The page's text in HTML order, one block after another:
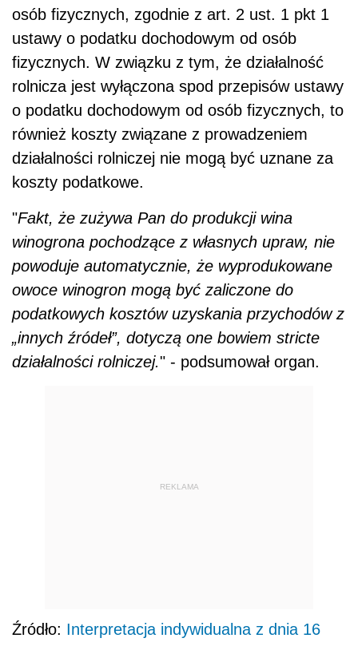
osób fizycznych, zgodnie z art. 2 ust. 1 pkt 1
ustawy o podatku dochodowym od osób
fizycznych. W związku z tym, że działalność
rolnicza jest wyłączona spod przepisów ustawy
o podatku dochodowym od osób fizycznych, to
również koszty związane z prowadzeniem
działalności rolniczej nie mogą być uznane za
koszty podatkowe.
"Fakt, że zużywa Pan do produkcji wina
winogrona pochodzące z własnych upraw, nie
powoduje automatycznie, że wyprodukowane
owoce winogron mogą być zaliczone do
podatkowych kosztów uzyskania przychodów z
„innych źródeł”, dotyczą one bowiem stricte
działalności rolniczej." - podsumował organ.
REKLAMA
Źródło: Interpretacja indywidualna z dnia 16